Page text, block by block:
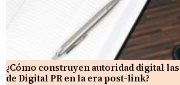
¿Cómo construyen autoridad digital
de Digital PR en la era post-link?